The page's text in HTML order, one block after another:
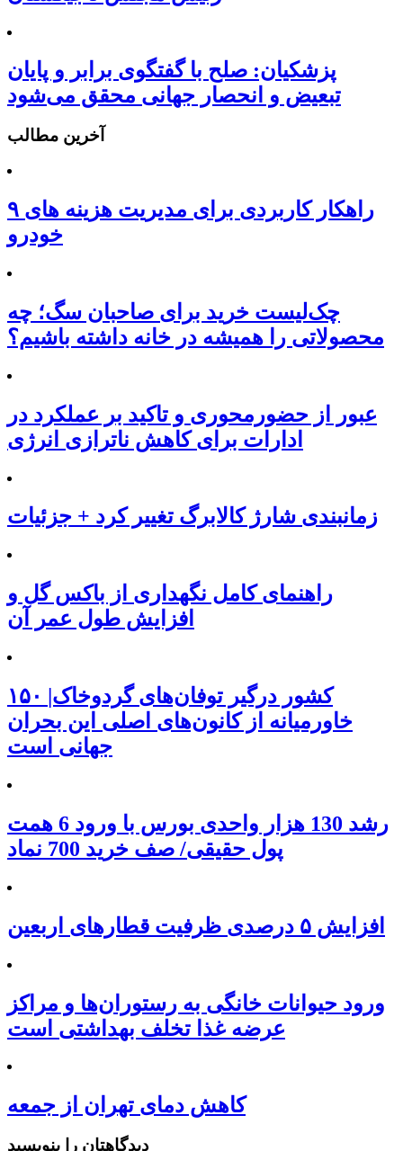
پزشکیان: صلح با گفتگوی برابر و پایان
تبعیض و انحصار جهانی محقق می‌شود
آخرین مطالب
۹ راهکار کاربردی برای مدیریت هزینه های
خودرو
چک‌لیست خرید برای صاحبان سگ؛ چه
محصولاتی را همیشه در خانه داشته باشیم؟
عبور از حضورمحوری و تاکید بر عملکرد در
ادارات برای کاهش ناترازی انرژی
زمانبندی شارژ کالابرگ تغییر کرد + جزئیات
راهنمای کامل نگهداری از باکس گل و
افزایش طول عمر آن
۱۵۰ کشور درگیر توفان‌های گردوخاک|
خاورمیانه از کانون‌های اصلی این بحران
جهانی است
رشد 130 هزار واحدی بورس با ورود 6 همت
پول حقیقی/ صف خرید 700 نماد
افزایش ۵ درصدی ظرفیت قطارهای اربعین
ورود حیوانات خانگی به رستوران‌ها و مراکز
عرضه غذا تخلف بهداشتی است
کاهش دمای تهران از جمعه
دیدگاهتان را بنویسید